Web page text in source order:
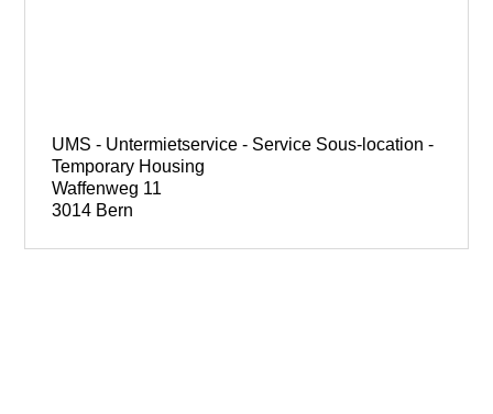
UMS - Untermietservice - Service Sous-location -
Temporary Housing
Waffenweg 11
3014 Bern